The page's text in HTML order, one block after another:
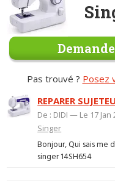
Pas trouvé ? Posez
REPARER
De : DIDI — Le 17
Singer
Bonjour, Qui sais me
singer 14SH654